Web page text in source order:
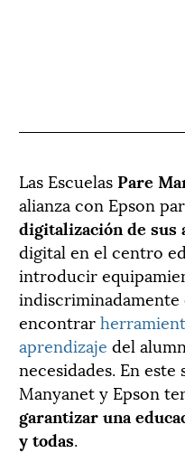
Las EscuelasPare
alianza con Epson
digitalización de sus
digital en el centro
introducir
indiscriminadamente
encontrar
aprendizaje del
necesidades. En este
Manyanet y Epson
garantizar una
y todas.